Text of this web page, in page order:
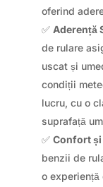
oferind
✅ Aderență
de rulare
uscat și
condiții
lucru, cu o
suprafață
✅ Confort
benzii de
o experiență